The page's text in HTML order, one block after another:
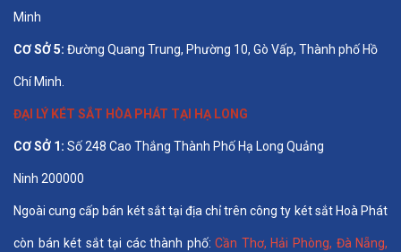
Minh
CƠ SỞ 5: Đường Quang Trung, Phường 10, Gò Vấp, Thành phố Hồ
Chí Minh.
ĐẠI LÝ KÉT SẮT HÒA PHÁT TẠI HẠ LONG
CƠ SỞ 1: Số 248 Cao Thắng Thành Phố Hạ Long Quảng
Ninh 200000
Ngoài cung cấp bán két sắt tại địa chỉ trên công ty két sắt Hoà Phát
còn bán két sắt tại các thành phố:Cần Thơ, Hải Phòng, Đà Nẵng,